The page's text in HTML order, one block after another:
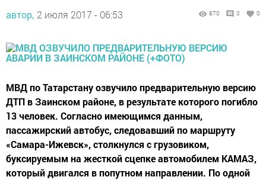
автор, 2 июля 2017 - 06:53 870 0 0
МВД по Татарстану озвучило предварительную версию
ДТП в Заинском районе, в результате которого погибло
13 человек. Согласно имеющимся данным,
пассажирский автобус, следовавший по маршруту
«Самара-Ижевск», столкнулся с грузовиком,
буксируемым на жесткой сцепке автомобилем КАМАЗ,
который двигался в попутном направлении. По одной